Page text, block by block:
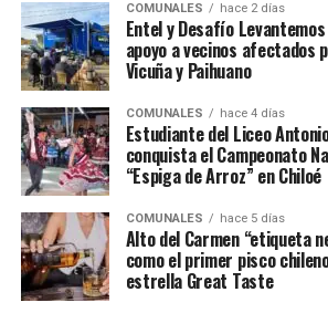
COMUNALES hace 2 días
Entel y Desafío
apoyo a vecinos afectados
Vicuña y Paihuano
COMUNALES hace 4 días
Estudiante del Liceo
conquista el Campeonato
“Espiga de Arroz” en Chiloé
COMUNALES hace 5 días
Alto del Carmen “etiqueta
como el primer pisco
estrella Great Taste